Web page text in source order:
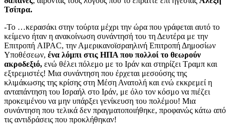
Τσίπρα.
-Το …κερασάκι στην τούρτα μέχρι την ώρα που γράφεται αυτό το
κείμενο ήταν η ανακοίνωση συνάντησή του τη Δευτέρα με την
Επιτροπή AIPAC, την Αμερικανοϊσραηλινή Επιτροπή Δημοσίων
Υποθέσεων, ένα λόμπι στις ΗΠΑ που πολλοί το θεωρούν
ακροδεξιό, ενώ θέλει πόλεμο με το Ιράν και στηρίζει Τραμπ και
εξτρεμιστές! Μια συνάντηση που έρχεται μεσούσης της
κλιμάκωσης της κρίσης στη Μέση Ανατολή και ενώ εκκρεμεί η
ανταπάντηση του Ισραήλ στο Ιράν, με όλο τον κόσμο να πιέζει
προκειμένου να μην υπάρξει γενίκευση του πολέμου! Μια
συνάντηση που τελικά δεν πραγματοποιήθηκε, προφανώς κάτω από
τις αντιδράσεις που προκλήθηκαν!